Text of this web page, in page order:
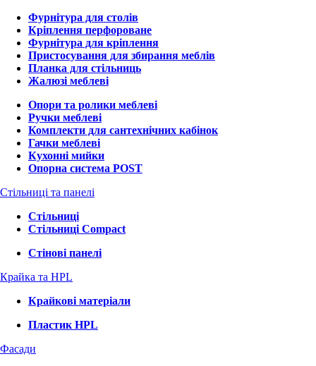
Фурнітура для столів
Кріплення перфороване
Фурнітура для кріплення
Пристосування для збирання меблів
Планка для стільниць
Жалюзі меблеві
Опори та ролики меблеві
Ручки меблеві
Комплекти для сантехнічних кабінок
Гачки меблеві
Кухонні мийки
Опорна система POST
Стільниці та панелі
Стільниці
Стільниці Compact
Стінові панелі
Крайка та HPL
Крайкові матеріали
Пластик HPL
Фасади